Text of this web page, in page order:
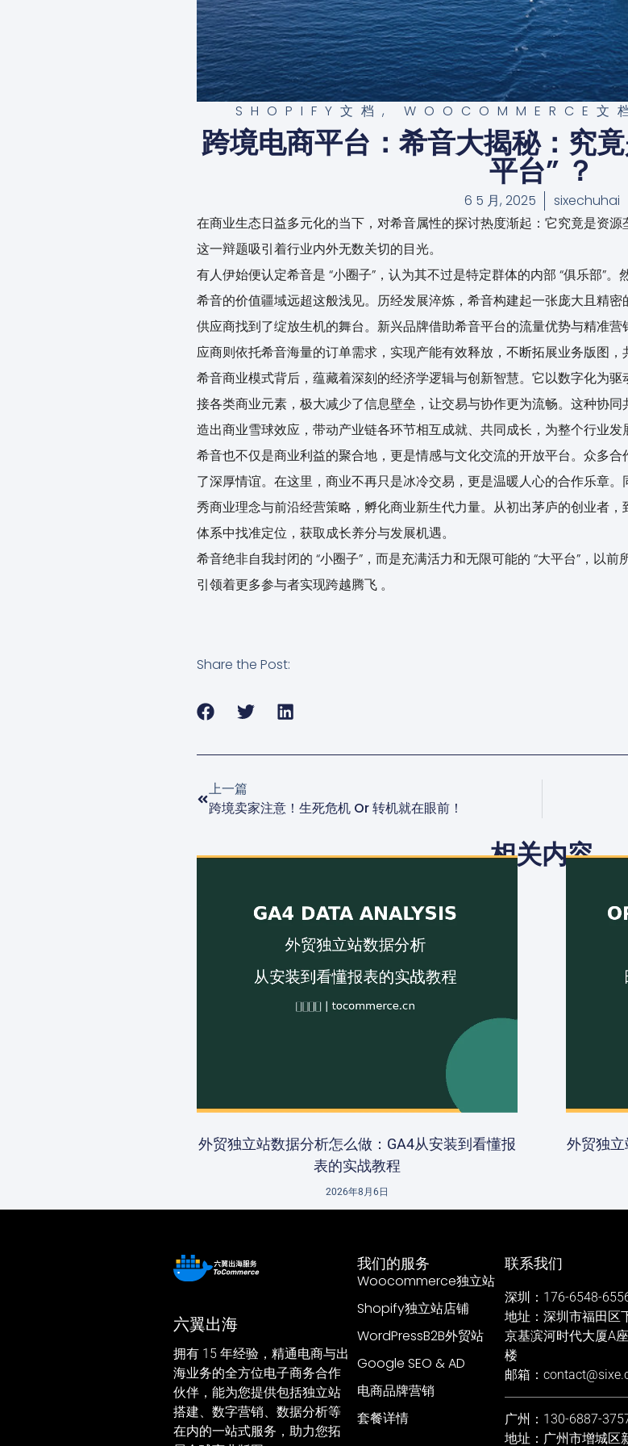
SHOPIFY文档 , WOOCOMMERCE文
跨境电商平台：希音大揭秘：究
平台” ？
6 5 月, 2025
sixechuhai
在商业生态日益多元化的当下，对希音属性的探讨热度渐起：它究竟是资源
这一辩题吸引着行业内外无数关切的目光。
有人伊始便认定希音是 “小圈子”，认为其不过是特定群体的内部 “俱乐部”
希音的价值疆域远超这般浅见。历经发展淬炼，希音构建起一张庞大且精
供应商找到了绽放生机的舞台。新兴品牌借助希音平台的流量优势与精准
应商则依托希音海量的订单需求，实现产能有效释放，不断拓展业务版图，
希音商业模式背后，蕴藏着深刻的经济学逻辑与创新智慧。它以数字化为
接各类商业元素，极大减少了信息壁垒，让交易与协作更为流畅。这种协
造出商业雪球效应，带动产业链各环节相互成就、共同成长，为整个行业发
希音也不仅是商业利益的聚合地，更是情感与文化交流的开放平台。众多
了深厚情谊。在这里，商业不再只是冰冷交易，更是温暖人心的合作乐章
秀商业理念与前沿经营策略，孵化商业新生代力量。从初出茅庐的创业者
体系中找准定位，获取成长养分与发展机遇。
希音绝非自我封闭的 “小圈子”，而是充满活力和无限可能的 “大平台”，以
引领着更多参与者实现跨越腾飞 。
Share the Post:
上一篇
跨境卖家注意！生死危机 Or 转机就在眼前！
相关内容
外贸独立站数据分析怎么做：GA4从安装到看懂报
表的实战教程
2026年8月6日
外贸独
六翼出海
拥有 15 年经验，精通电商与出
海业务的全方位电子商务合作
伙伴，能为您提供包括独立站
搭建、数字营销、数据分析等
在内的一站式服务，助力您拓
我们的服务
Woocommerce独立站
Shopify独立站店铺
WordPressB2B外贸站
Google SEO & AD
电商品牌营销
套餐详情
联系我们
深圳：176-6548-
地址：深圳市福田区
京基滨河时代大厦A
楼
邮箱：
广州：130-6887-
地址：广州市增城区